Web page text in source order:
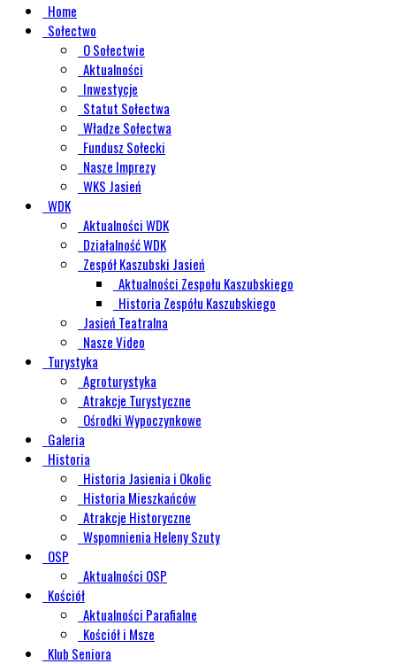
Home
Sołectwo
O Sołectwie
Aktualności
Inwestycje
Statut Sołectwa
Władze Sołectwa
Fundusz Sołecki
Nasze Imprezy
WKS Jasień
WDK
Aktualności WDK
Działalność WDK
Zespół Kaszubski Jasień
Aktualności Zespołu Kaszubskiego
Historia Zespółu Kaszubskiego
Jasień Teatralna
Nasze Video
Turystyka
Agroturystyka
Atrakcje Turystyczne
Ośrodki Wypoczynkowe
Galeria
Historia
Historia Jasienia i Okolic
Historia Mieszkańców
Atrakcje Historyczne
Wspomnienia Heleny Szuty
OSP
Aktualności OSP
Kościół
Aktualności Parafialne
Kościół i Msze
Klub Seniora